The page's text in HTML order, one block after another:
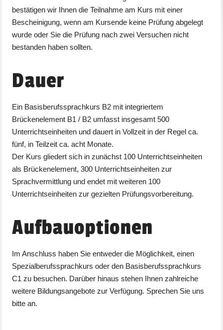
bestätigen wir Ihnen die Teilnahme am Kurs mit einer
Bescheinigung, wenn am Kursende keine Prüfung abgelegt
wurde oder Sie die Prüfung nach zwei Versuchen nicht
bestanden haben sollten.
Dauer
Ein Basisberufssprachkurs B2 mit integriertem
Brückenelement B1 / B2 umfasst insgesamt 500
Unterrichtseinheiten und dauert in Vollzeit in der Regel ca.
fünf, in Teilzeit ca. acht Monate.
Der Kurs gliedert sich in zunächst 100 Unterrichtseinheiten
als Brückenelement, 300 Unterrichtseinheiten zur
Sprachvermittlung und endet mit weiteren 100
Unterrichtseinheiten zur gezielten Prüfungsvorbereitung.
Aufbauoptionen
Im Anschluss haben Sie entweder die Möglichkeit, einen
Spezialberufssprachkurs oder den Basisberufssprachkurs
C1 zu besuchen. Darüber hinaus stehen Ihnen zahlreiche
weitere Bildungsangebote zur Verfügung. Sprechen Sie uns
bitte an.